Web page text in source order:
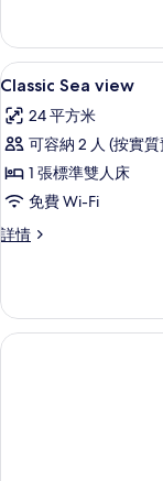
景
的
相
片
海
景
詳
載
入
所
有
Classic
Sea
view
片
3
Classic Sea view
24 平方米
可容納 2 人 (按實
1 張標準雙人床
免費 Wi-Fi
詳情
Classic
情